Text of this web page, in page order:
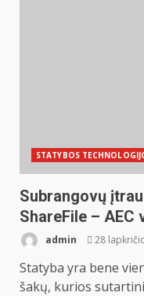
STATYBOS
Subrangovų
ShareFile – AEC
admin 28
Statyba yra bene
šakų, kurios